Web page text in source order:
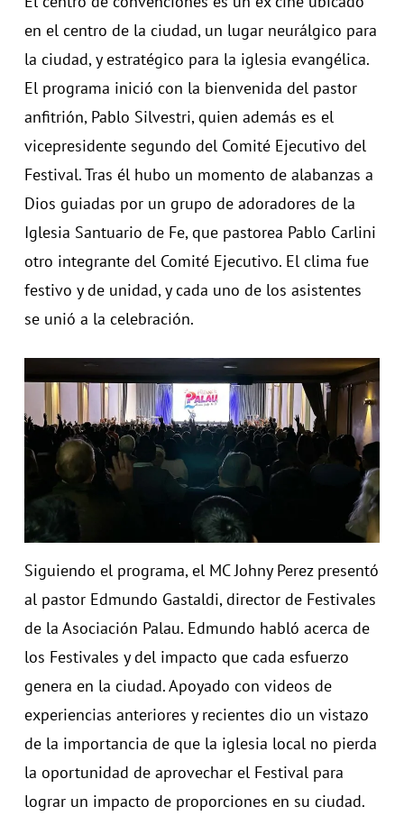
en el centro de la ciudad, un lugar neurálgico para
la ciudad, y estratégico para la iglesia evangélica.
El programa inició con la bienvenida del pastor
anfitrión, Pablo Silvestri, quien además es el
vicepresidente segundo del Comité Ejecutivo del
Festival. Tras él hubo un momento de alabanzas a
Dios guiadas por un grupo de adoradores de la
Iglesia Santuario de Fe, que pastorea Pablo Carlini
otro integrante del Comité Ejecutivo. El clima fue
festivo y de unidad, y cada uno de los asistentes
se unió a la celebración.
Siguiendo el programa, el MC Johny Perez presentó
al pastor Edmundo Gastaldi, director de Festivales
de la Asociación Palau. Edmundo habló acerca de
los Festivales y del impacto que cada esfuerzo
genera en la ciudad. Apoyado con videos de
experiencias anteriores y recientes dio un vistazo
de la importancia de que la iglesia local no pierda
la oportunidad de aprovechar el Festival para
lograr un impacto de proporciones en su ciudad.